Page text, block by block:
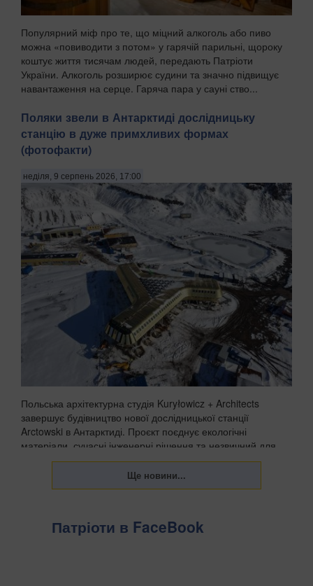
Популярний міф про те, що міцний алкоголь або пиво
можна «повиводити з потом» у гарячій парильні, щороку
коштує життя тисячам людей, передають Патріоти
України. Алкоголь розширює судини та значно підвищує
навантаження на серце. Гаряча пара у сауні ство...
Поляки звели в Антарктиді дослідницьку
станцію в дуже примхливих формах
(фотофакти)
неділя, 9 серпень 2026, 17:00
Польська архітектурна студія Kuryłowicz + Architects
завершує будівництво нової дослідницької станції
Arctowski в Антарктиді. Проєкт поєднує екологічні
матеріали, сучасні інженерні рішення та незвичний для
полярних баз акцент на комфорті людей, які пра...
Патріоти в FaceBook